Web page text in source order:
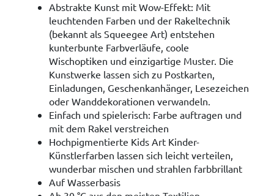
Abstrakte Kunst mit Wow-Effekt: Mit
leuchtenden Farben und der Rakeltechnik
(bekannt als Squeegee Art) entstehen
kunterbunte Farbverläufe, coole
Wischoptiken und einzigartige Muster. Die
Kunstwerke lassen sich zu Postkarten,
Einladungen, Geschenkanhänger, Lesezeichen
oder Wanddekorationen verwandeln.
Einfach und spielerisch: Farbe auftragen und
mit dem Rakel verstreichen
Hochpigmentierte Kids Art Kinder-
Künstlerfarben lassen sich leicht verteilen,
wunderbar mischen und strahlen farbbrillant
Auf Wasserbasis